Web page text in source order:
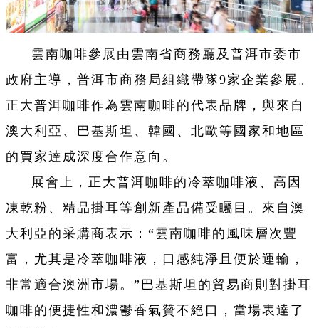
雲南咖啡參展由雲南省商務廳及普洱市委市
政府主導，普洱市商務局組織帶隊9家企業參展。
正大普洱咖啡作為雲南咖啡的代表品牌，與來自
澳大利亞、巴基斯坦、韓國、北歐等國家和地區
的買家達成深度合作意向。
展會上，正大普洱咖啡的冷萃咖啡液、高因
凍乾粉、精品掛耳等創新產品備受矚目。來自澳
大利亞的采購商表示：“雲南咖啡的風味層次豐
富，尤其是冷萃咖啡液，口感純淨且便於運輸，
非常適合澳洲市場。”巴基斯坦的貿易商則對掛耳
咖啡的便捷性和濃鬱香氣贊不絕口，當場表達了